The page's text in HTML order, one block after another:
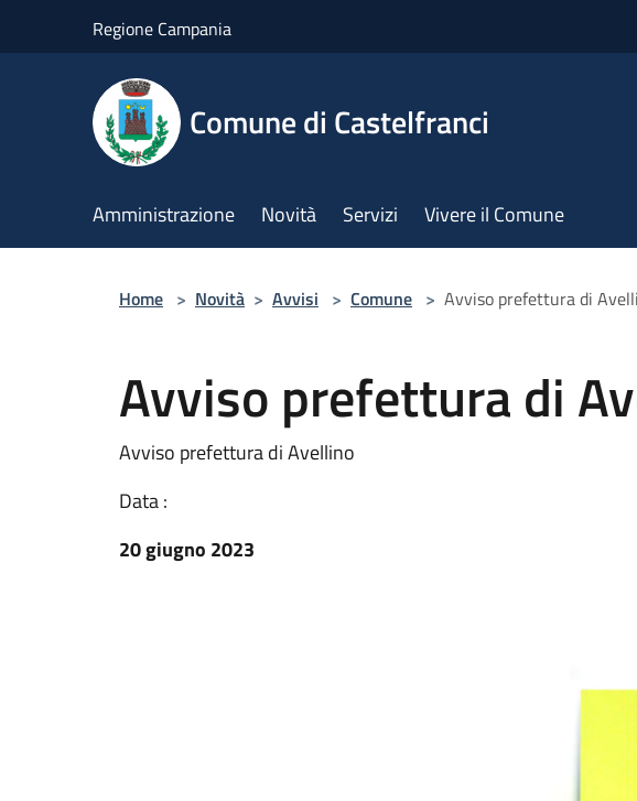
Regione Campania
Comune di Castelfranci
Amministrazione Novità Servizi Vivere il Comune
Home > Novità > Avvisi > Comune > Avviso prefettura di
Avviso prefettura di
Avviso prefettura di Avellino
Data :
20 giugno 2023